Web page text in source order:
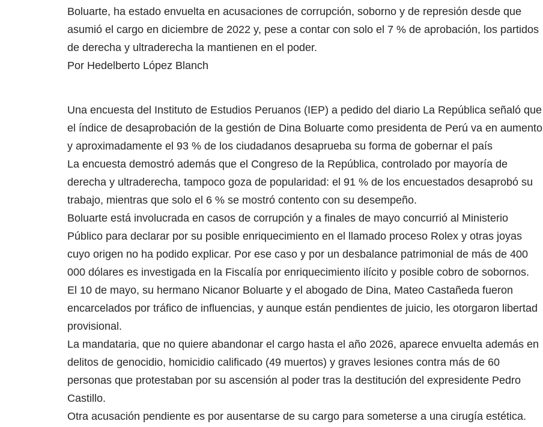
Boluarte, ha estado envuelta en acusaciones de corrupción, soborno y de represión desde que
asumió el cargo en diciembre de 2022 y, pese a contar con solo el 7 % de aprobación, los partidos
de derecha y ultraderecha la mantienen en el poder.
Por Hedelberto López Blanch
Una encuesta del Instituto de Estudios Peruanos (IEP) a pedido del diario La República señaló que
el índice de desaprobación de la gestión de Dina Boluarte como presidenta de Perú va en aumento
y aproximadamente el 93 % de los ciudadanos desaprueba su forma de gobernar el país
La encuesta demostró además que el Congreso de la República, controlado por mayoría de
derecha y ultraderecha, tampoco goza de popularidad: el 91 % de los encuestados desaprobó su
trabajo, mientras que solo el 6 % se mostró contento con su desempeño.
Boluarte está involucrada en casos de corrupción y a finales de mayo concurrió al Ministerio
Público para declarar por su posible enriquecimiento en el llamado proceso Rolex y otras joyas
cuyo origen no ha podido explicar. Por ese caso y por un desbalance patrimonial de más de 400
000 dólares es investigada en la Fiscalía por enriquecimiento ilícito y posible cobro de sobornos.
El 10 de mayo, su hermano Nicanor Boluarte y el abogado de Dina, Mateo Castañeda fueron
encarcelados por tráfico de influencias, y aunque están pendientes de juicio, les otorgaron libertad
provisional.
La mandataria, que no quiere abandonar el cargo hasta el año 2026, aparece envuelta además en
delitos de genocidio, homicidio calificado (49 muertos) y graves lesiones contra más de 60
personas que protestaban por su ascensión al poder tras la destitución del expresidente Pedro
Castillo.
Otra acusación pendiente es por ausentarse de su cargo para someterse a una cirugía estética.